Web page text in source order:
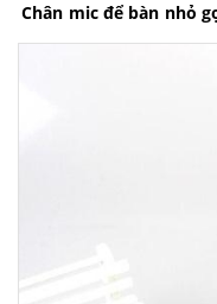
Chân mic để bàn nhỏ